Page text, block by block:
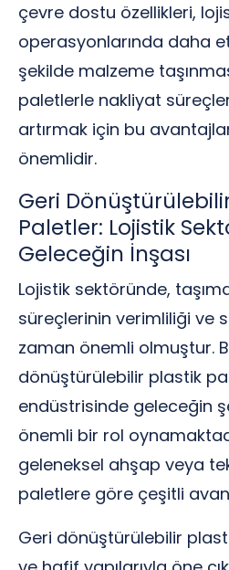
çevre dostu özellikleri,
operasyonlarında daha
şekilde malzeme
paletlerle nakliyat
artırmak için bu
önemlidir.
Geri
Paletler: Lojistik
Geleceğin İnşası
Lojistik sektöründe,
süreçlerinin verimliliği ve
zaman önemli olmuştur.
dönüştürülebilir plastik
endüstrisinde geleceğin
önemli bir rol
geleneksel ahşap veya
paletlere göre çeşitli
Geri dönüştürülebilir